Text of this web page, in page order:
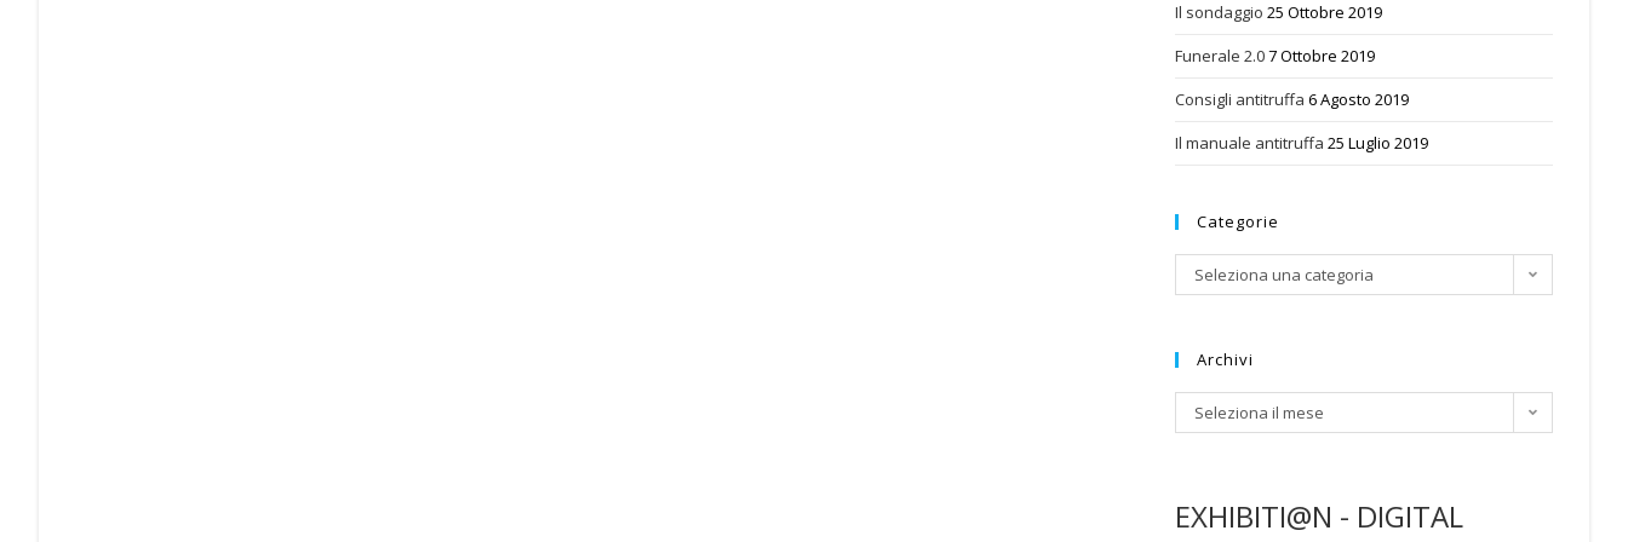
Il sondaggio 25 Ottobre 2019
Funerale 2.07 Ottobre 2019
Consigli antitruffa 6 Agosto 2019
Il manuale antitruffa 25 Luglio 2019
Categorie
Categorie
Seleziona una categoria
Archivi
Archivi
Seleziona il mese
EXHIBITI@N - DIGITAL